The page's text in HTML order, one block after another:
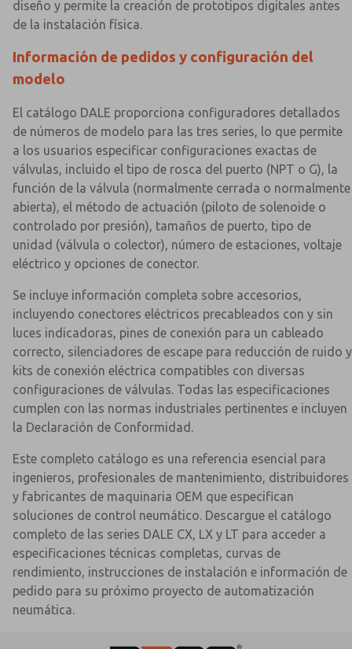
diseño y permite la creación de prototipos digitales antes
de la instalación física.
Información de pedidos y configuración del
modelo
El catálogo DALE proporciona configuradores detallados
de números de modelo para las tres series, lo que permite
a los usuarios especificar configuraciones exactas de
válvulas, incluido el tipo de rosca del puerto (NPT o G), la
función de la válvula (normalmente cerrada o normalmente
abierta), el método de actuación (piloto de solenoide o
controlado por presión), tamaños de puerto, tipo de
unidad (válvula o colector), número de estaciones, voltaje
eléctrico y opciones de conector.
Se incluye información completa sobre accesorios,
incluyendo conectores eléctricos precableados con y sin
luces indicadoras, pines de conexión para un cableado
correcto, silenciadores de escape para reducción de ruido y
kits de conexión eléctrica compatibles con diversas
configuraciones de válvulas. Todas las especificaciones
cumplen con las normas industriales pertinentes e incluyen
la Declaración de Conformidad.
Este completo catálogo es una referencia esencial para
ingenieros, profesionales de mantenimiento, distribuidores
y fabricantes de maquinaria OEM que especifican
soluciones de control neumático. Descargue el catálogo
completo de las series DALE CX, LX y LT para acceder a
especificaciones técnicas completas, curvas de
rendimiento, instrucciones de instalación e información de
pedido para su próximo proyecto de automatización
neumática.